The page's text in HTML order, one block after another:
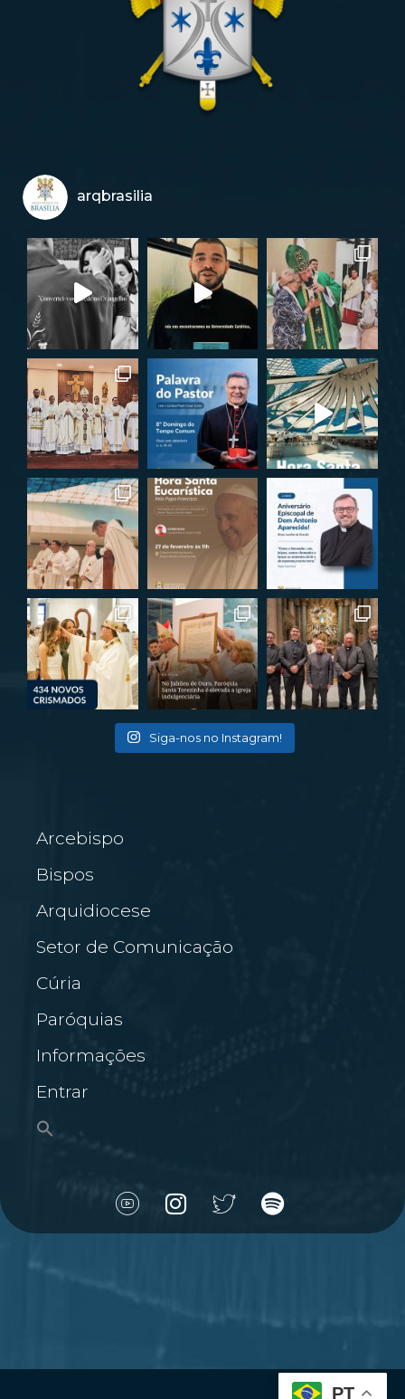
arqbrasilia
Siga-nos no Instagram!
Arcebispo
Bispos
Arquidiocese
Setor de Comunicação
Cúria
Paróquias
Informações
Entrar
PT